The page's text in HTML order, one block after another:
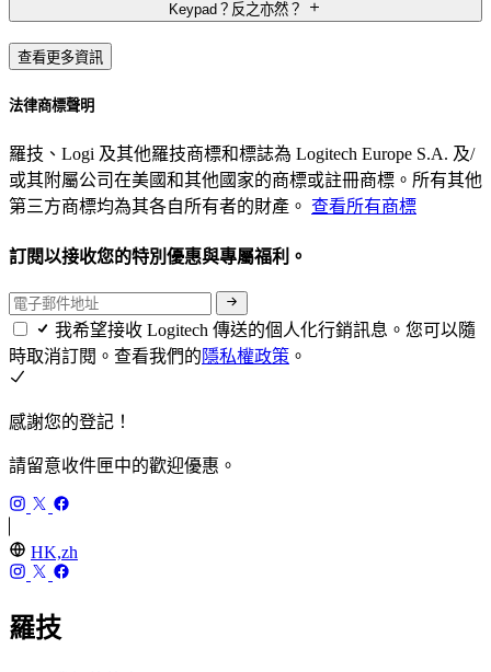
Keypad？反之亦然？
查看更多資訊
法律商標聲明
羅技、Logi 及其他羅技商標和標誌為 Logitech Europe S.A. 及/
或其附屬公司在美國和其他國家的商標或註冊商標。所有其他
第三方商標均為其各自所有者的財產。 查看所有商標
訂閱以接收您的特別優惠與專屬福利。
我希望接收 Logitech 傳送的個人化行銷訊息。您可以隨
時取消訂閱。查看我們的隱私權政策 。
感謝您的登記！
請留意收件匣中的歡迎優惠。
HK,zh
羅技